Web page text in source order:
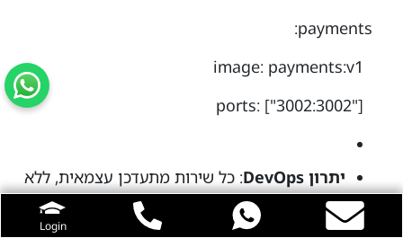
Login
יתרון DevOps
: כל שירות מתעדכן עצמאית, ללא
downtime. Kubernetes סקייל כל שירות לפי
load.